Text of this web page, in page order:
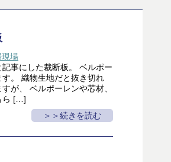
現場
事にした裁断板。 ベルポー
。 織物生地だと抜き切れ
が、 ベルポーレンや芯材、
ら […]
＞続きを読む